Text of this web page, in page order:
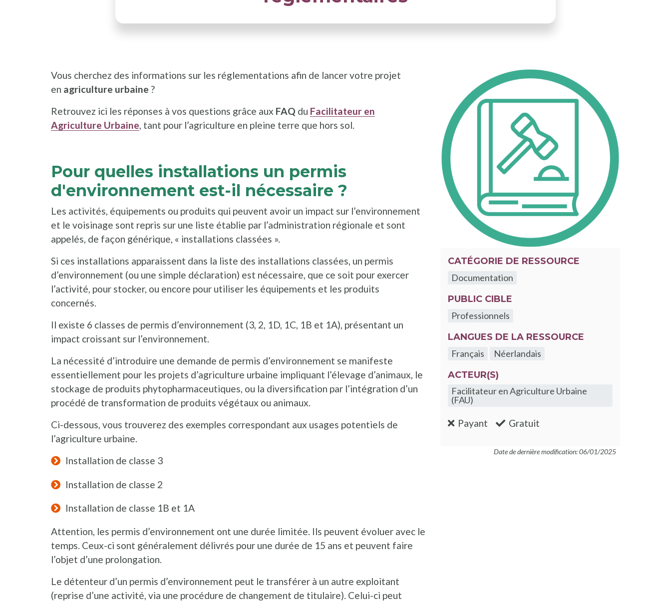
Vous cherchez des informations sur les réglementations afin de lancer votre projet
en agriculture urbaine ?
Retrouvez ici les réponses à vos questions grâce aux FAQ du Facilitateur en
Agriculture Urbaine, tant pour l’agriculture en pleine terre que hors sol.
Pour quelles installations un permis
d'environnement est-il nécessaire ?
Les activités, équipements ou produits qui peuvent avoir un impact sur l’environnement
et le voisinage sont repris sur une liste établie par l’administration régionale et sont
appelés, de façon générique, « installations classées ».
Si ces installations apparaissent dans la liste des installations classées, un permis
d’environnement (ou une simple déclaration) est nécessaire, que ce soit pour exercer
l’activité, pour stocker, ou encore pour utiliser les équipements et les produits
concernés.
Il existe 6 classes de permis d’environnement (3, 2, 1D, 1C, 1B et 1A), présentant un
impact croissant sur l’environnement.
La nécessité d’introduire une demande de permis d’environnement se manifeste
essentiellement pour les projets d’agriculture urbaine impliquant l’élevage d’animaux, le
stockage de produits phytopharmaceutiques, ou la diversification par l’intégration d’un
procédé de transformation de produits végétaux ou animaux.
Ci-dessous, vous trouverez des exemples correspondant aux usages potentiels de
l’agriculture urbaine.
Installation de classe 3
Installation de classe 2
Installation de classe 1B et 1A
Attention, les permis d’environnement ont une durée limitée. Ils peuvent évoluer avec le
temps. Ceux-ci sont généralement délivrés pour une durée de 15 ans et peuvent faire
l’objet d’une prolongation.
Le détenteur d’un permis d’environnement peut le transférer à un autre exploitant
(reprise d’une activité, via une procédure de changement de titulaire). Celui-ci peut
CATÉGORIE DE RESSOURCE
Documentation
PUBLIC CIBLE
Professionnels
LANGUES DE LA RESSOURCE
Français
Néerlandais
ACTEUR(S)
Facilitateur en Agriculture Urbaine
(FAU)
Payant :non Gratuit
Date de dernière modification: 06/01/2025